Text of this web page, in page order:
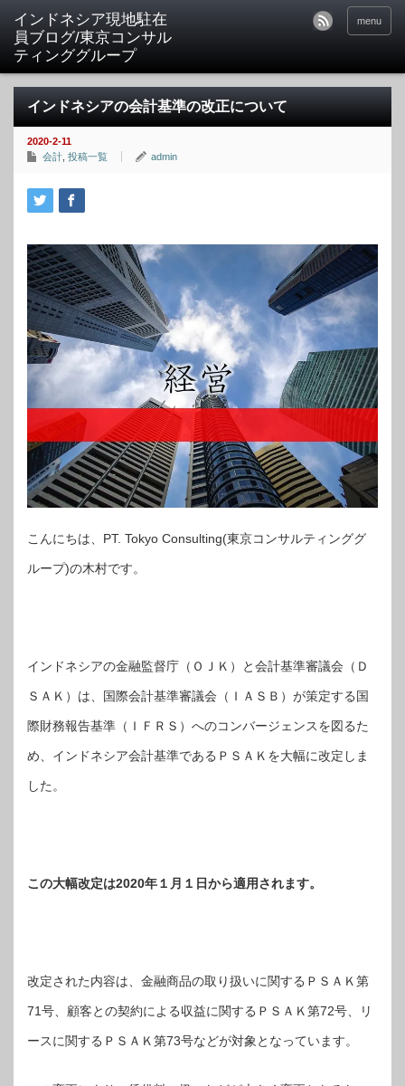
menu
インドネシアの会計基準の改正について
2020-2-11
会計 投稿一覧 admin
こんにちは、PT. Tokyo Consulting(東京コンサルティンググ
ループ)の木村です。
インドネシアの金融監督庁（ＯＪＫ）と会計基準審議会（Ｄ
ＳＡＫ）は、国際会計基準審議会（ＩＡＳＢ）が策定する国
際財務報告基準（ＩＦＲＳ）へのコンバージェンスを図るた
め、インドネシア会計基準であるＰＳＡＫを大幅に改定しま
した。
この大幅改定は2020年１月１日から適用されます。
改定された内容は、金融商品の取り扱いに関するＰＳＡＫ第
71号、顧客との契約による収益に関するＰＳＡＫ第72号、リ
ースに関するＰＳＡＫ第73号などが対象となっています。